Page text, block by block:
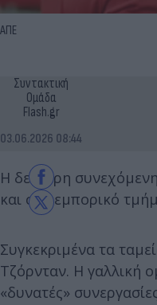
ΑΠΕ
Συντακτική
Ομάδα
Flash.gr
03.06.2026 08:44
Η δεύτερη
και στο εμπορικό
Συγκεκριμένα τα
Τζόρνταν. Η γαλλική
«δυνατές»